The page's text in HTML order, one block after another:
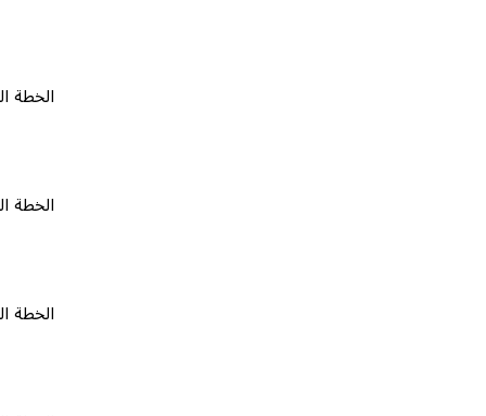
الخطة المجانية
الخطة المجانية
الخطة المجانية